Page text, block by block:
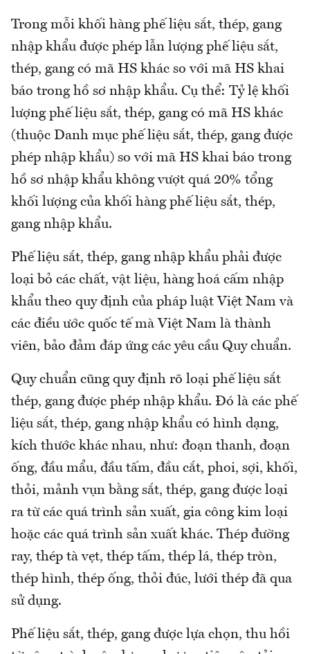
Trong mỗi khối hàng phế liệu sắt, thép, gang
nhập khẩu được phép lẫn lượng phế liệu sắt,
thép, gang có mã HS khác so với mã HS khai
báo trong hồ sơ nhập khẩu. Cụ thể: Tỷ lệ khối
lượng phế liệu sắt, thép, gang có mã HS khác
(thuộc Danh mục phế liệu sắt, thép, gang được
phép nhập khẩu) so với mã HS khai báo trong
hồ sơ nhập khẩu không vượt quá 20% tổng
khối lượng của khối hàng phế liệu sắt, thép,
gang nhập khẩu.
Phế liệu sắt, thép, gang nhập khẩu phải được
loại bỏ các chất, vật liệu, hàng hoá cấm nhập
khẩu theo quy định của pháp luật Việt Nam và
các điều ước quốc tế mà Việt Nam là thành
viên, bảo đảm đáp ứng các yêu cầu Quy chuẩn.
Quy chuẩn cũng quy định rõ loại phế liệu sắt
thép, gang được phép nhập khẩu. Đó là các phế
liệu sắt, thép, gang nhập khẩu có hình dạng,
kích thước khác nhau, như: đoạn thanh, đoạn
ống, đầu mẩu, đầu tấm, đầu cắt, phoi, sợi, khối,
thỏi, mảnh vụn bằng sắt, thép, gang được loại
ra từ các quá trình sản xuất, gia công kim loại
hoặc các quá trình sản xuất khác. Thép đường
ray, thép tà vẹt, thép tấm, thép lá, thép tròn,
thép hình, thép ống, thỏi đúc, lưới thép đã qua
sử dụng.
Phế liệu sắt, thép, gang được lựa chọn, thu hồi